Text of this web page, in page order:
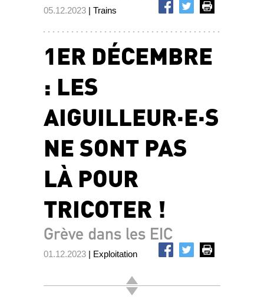
05.12.2023 | Trains
1ER DÉCEMBRE
: LES
AIGUILLEUR·E·S
NE SONT PAS
LÀ POUR
TRICOTER !
Grève dans les EIC
01.12.2023 | Exploitation